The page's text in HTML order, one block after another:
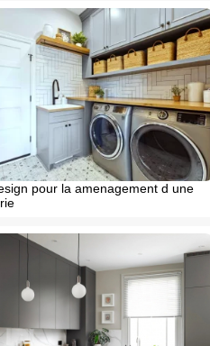
pour la amenagement d une